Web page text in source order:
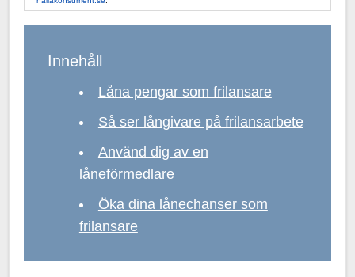
Innehåll
Låna pengar som frilansare
Så ser långivare på frilansarbete
Använd dig av en
låneförmedlare
Öka dina lånechanser som
frilansare